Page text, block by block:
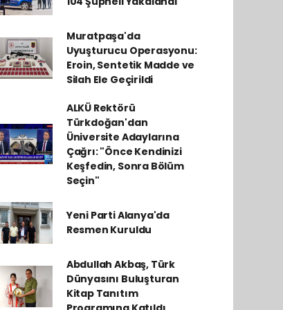
Muratpaşa'da
Uyuşturucu Operasyonu:
Eroin, Sentetik Madde ve
Silah Ele Geçirildi
ALKÜ Rektörü
Türkdoğan'dan
Üniversite Adaylarına
Çağrı: "Önce Kendinizi
Keşfedin, Sonra Bölüm
Seçin"
Yeni Parti Alanya'da
Resmen Kuruldu
Abdullah Akbaş, Türk
Dünyasını Buluşturan
Kitap Tanıtım